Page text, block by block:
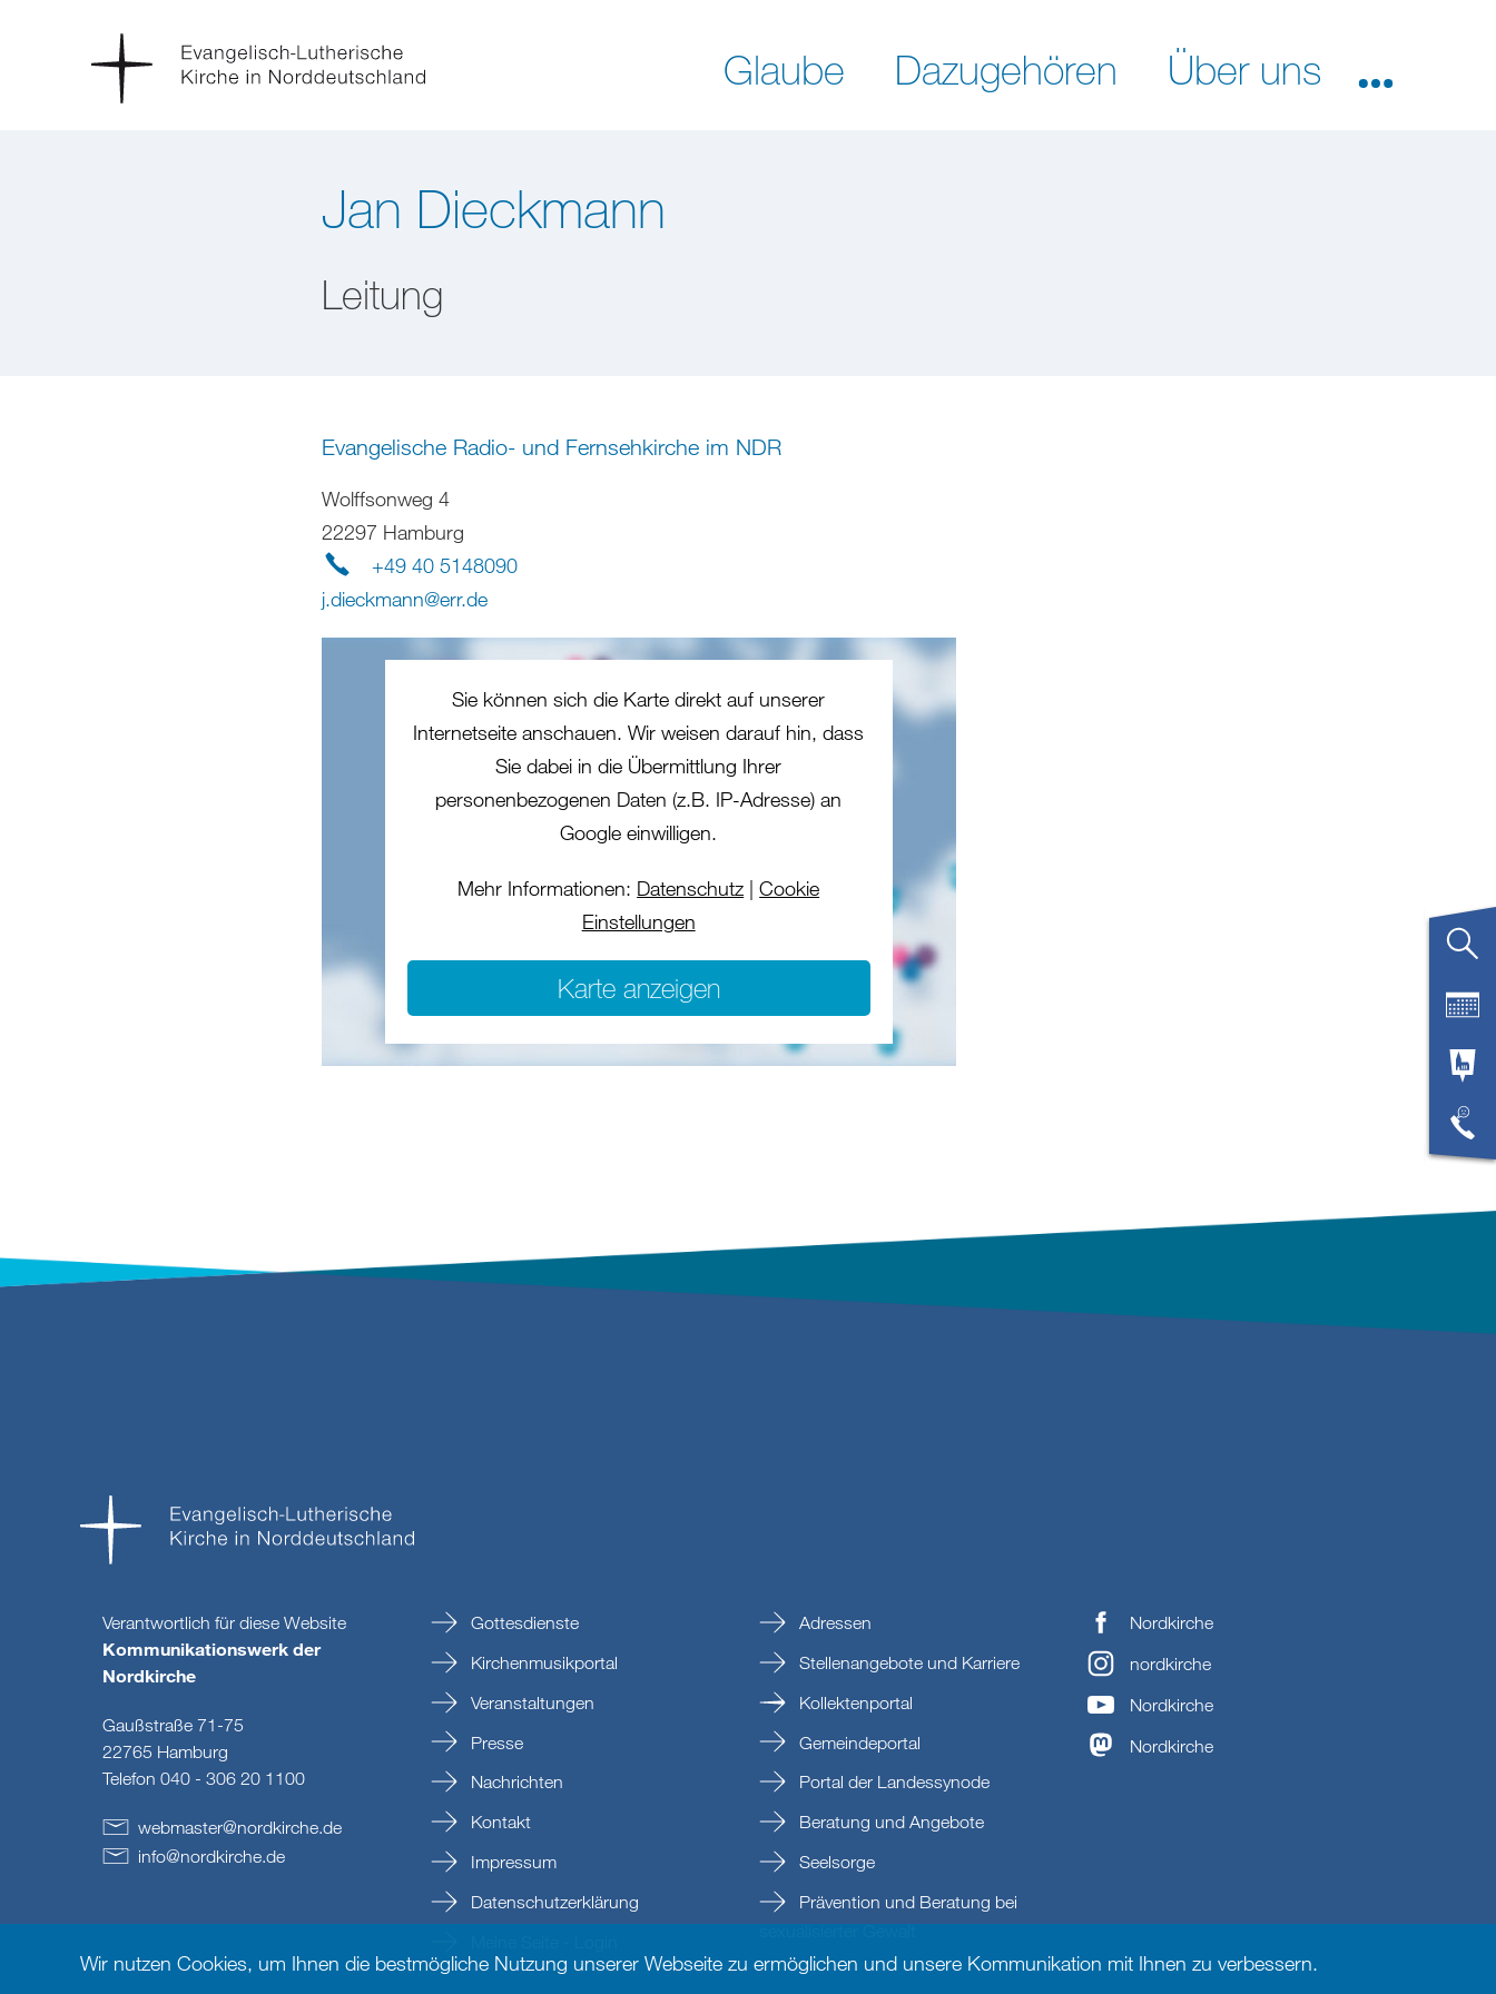
Glaube Dazugehören Über uns
Jan Dieckmann
Leitung
Evangelische Radio- und Fernsehkirche im NDR
Wolffsonweg 4
22297 Hamburg
+49 40 5148090
j.dieckmann@err.de
Sie können sich die Karte direkt auf unserer
Internetseite anschauen. Wir weisen darauf hin, dass
Sie dabei in die Übermittlung Ihrer
personenbezogenen Daten (z.B. IP-Adresse) an
Google einwilligen.
Mehr Informationen: Datenschutz |Cookie
Einstellungen
Karte anzeigen
Verantwortlich für diese Website
Kommunikationswerk der
Nordkirche
Gaußstraße 71-75
22765 Hamburg
Telefon 040 - 306 20 1100
webmaster@nordkirche.de
info@nordkirche.de
Gottesdienste
Kirchenmusikportal
Veranstaltungen
Presse
Nachrichten
Kontakt
Impressum
Datenschutzerklärung
Adressen
Stellenangebote und Karriere
Kollektenportal
Gemeindeportal
Portal der Landessynode
Beratung und Angebote
Seelsorge
Prävention und Beratung bei
sexualisierter Gewalt
Nordkirche
nordkirche
Nordkirche
Nordkirche
Wir nutzen Cookies, um Ihnen die bestmögliche Nutzung unserer Webseite zu ermöglichen und unsere Kommunikation mit Ihnen zu verbessern.